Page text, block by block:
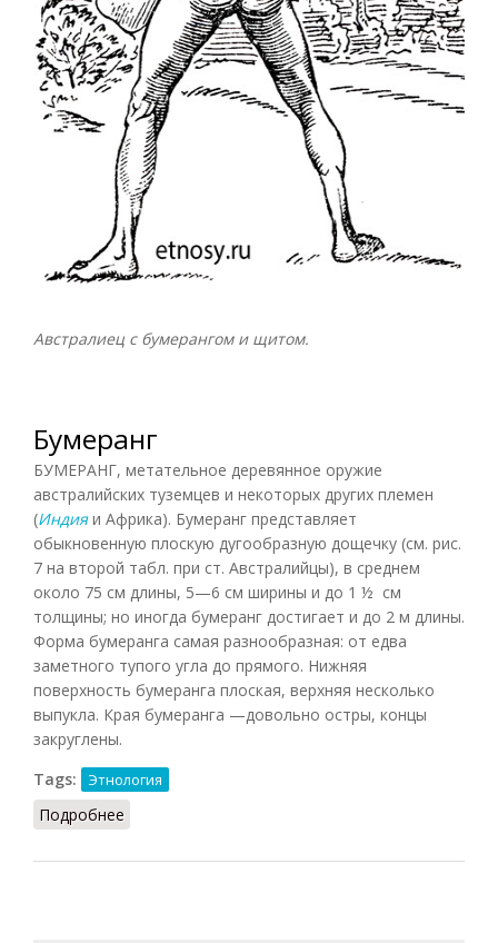
Австралиец с бумерангом и щитом.
Бумеранг
БУМЕРАНГ, метательное деревянное оружие
австралийских туземцев и некоторых других племен
(Индияи Африка). Бумеранг представляет
обыкновенную плоскую дугообразную дощечку (см. рис.
7 на второй табл. при ст. Австралийцы), в среднем
около 75 см длины, 5—6 см ширины и до 1 ½ см
толщины; но иногда бумеранг достигает и до 2 м длины.
Форма бумеранга самая разнообразная: от едва
заметного тупого угла до прямого. Нижняя
поверхность бумеранга плоская, верхняя несколько
выпукла. Края бумеранга —довольно остры, концы
закруглены.
Tags:
Этнология
Подробнее